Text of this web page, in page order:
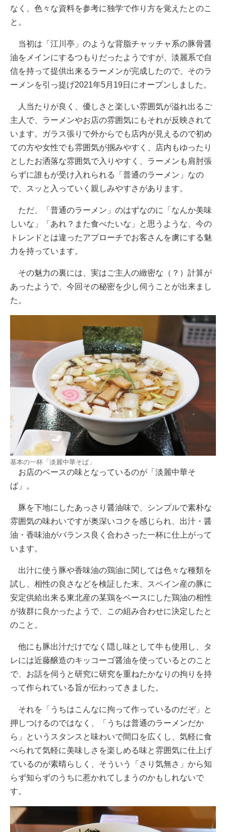
なく、色々な資料を参考に独学で作り方を覚えたとのこ
と。
当初は「江川亭」のような背脂チャッチャ系の豚骨醤
油をメインにするつもりだったようですが、淡麗系で自
信を持って提供出来るラーメンが完成したので、そのラ
ーメンを引っ提げ2021年5月19日にオープンしました。
人当たりが良く、優しさと楽しい雰囲気が溢れ出るご
主人で、ラーメンやお店の雰囲気にもそれが反映されて
います。ガラス張りで外からでも店内が見えるので初め
ての方や女性でも雰囲気が掴みやすく、店内もゆったり
としたお洒落な雰囲気で入りやすく、ラーメンも肩肘張
らずに誰もが受け入れられる「普通のラーメン」なの
で、スッと入っていく親しみやすさがあります。
ただ、「普通のラーメン」のはずなのに「なんか美味
しいな」「あれ？また食べたいな」と思うような、今の
トレンドとは違ったアプローチでお客さんを虜にする魅
力を持っています。
その魅力の裏には、実はご主人の緻密な（？）計算が
あったようで、今回その秘密を少し伺うことが出来まし
た。
基本の一杯「淡麗中華そば」
お店のベースの味となっているのが「淡麗中華そ
ば」。
豚を下地にしたあっさり醤油味で、シンプルで素朴な
雰囲気の味わいですが奥深いコクを感じられ、出汁・醤
油・香味油がバランス良く合わさった一杯に仕上がって
います。
出汁に使う豚や香味油の鶏油に関しては色々な種類を
試し、相性の良さなどを検証した末、スペイン産の豚に
安定供給出来る東北産の某鶏をベースにした鶏油の相性
が抜群に良かったようで、この組み合わせに決定したと
のこと。
他にも豚出汁だけでなく隠し味として牛も使用し、タ
レには近藤醸造のキッコーゴ醤油を使っているとのこと
で、お話を伺うと研究に研究を重ねたかなりの拘りを持
って作られている旨が伝わってきました。
それを「うちはこんなに拘って作っているのだぞ」と
押しつけるのではなく、「うちは普通のラーメンだか
ら」というスタンスと味わいで間口を広くし、気軽に食
べられて気軽に美味しさを楽しめる味と雰囲気に仕上げ
ているのが素晴らしく、そういう「さり気無さ」から知
らず知らずのうちに惹かれてしまうのかもしれないで
す。